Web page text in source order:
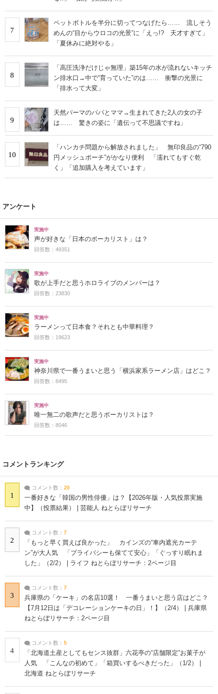
7
ペットボトルを半分に切ってつなげたら…… 流しそう
めんの“目からウロコの光景”に「えっ!? 天才すぎて」
「夏休みに絶対やる」
8
「高圧洗浄だけじゃ無理」築15年の水が流れないキッチ
ン排水口→中で“育っていた”のは…… 衝撃の光景に
「排水って大変」
9
天然パーマのパパとママ→生まれてきた2人の女の子
は…… 驚きの姿に「遺伝って不思議ですね」
10
「ハンカチ問題から解放されました」 無印良品の“790
円メッシュポーチ”がかなり便利 「濡れてもすぐ乾
く」「追加購入を考えています」
アンケート
実施中
声が好きな「日本のボーカリスト」は？
回答数：49351
実施中
歌が上手だと思うホロライブのメンバーは？
回答数：23830
実施中
ラーメンって日本食？それとも中華料理？
回答数：19623
実施中
神奈川県で一番うまいと思う「横浜家系ラーメン店」はどこ？
回答数：8495
実施中
唯一無二の歌声だと思うボーカリストは？
回答数：8046
コメントランキング
1
コメント数： 20
一番好きな「韓国の男性俳優」は？【2026年版・人気投票実施
中】（投票結果） | 芸能人 ねとらぼリサーチ
2
コメント数： 7
「もっと早く買えば良かった」 カインズの“車内遮光カーテ
ン”が大人気 「プライバシーも保てて安心」「ぐっすり眠れま
した」（2/2） | ライフ ねとらぼリサーチ：2ページ目
3
コメント数： 7
兵庫県の「ケーキ」の名店10選！ 一番うまいと思う店はどこ？
【7月12日は「デコレーションケーキの日」！】（2/4） | 兵庫県
ねとらぼリサーチ：2ページ目
4
コメント数： 5
「北海道土産としてもセンス抜群」六花亭の“店舗限定”お菓子が
人気 「こんなの初めて」「箱買いするべきだった」（1/2） |
北海道 ねとらぼリサーチ